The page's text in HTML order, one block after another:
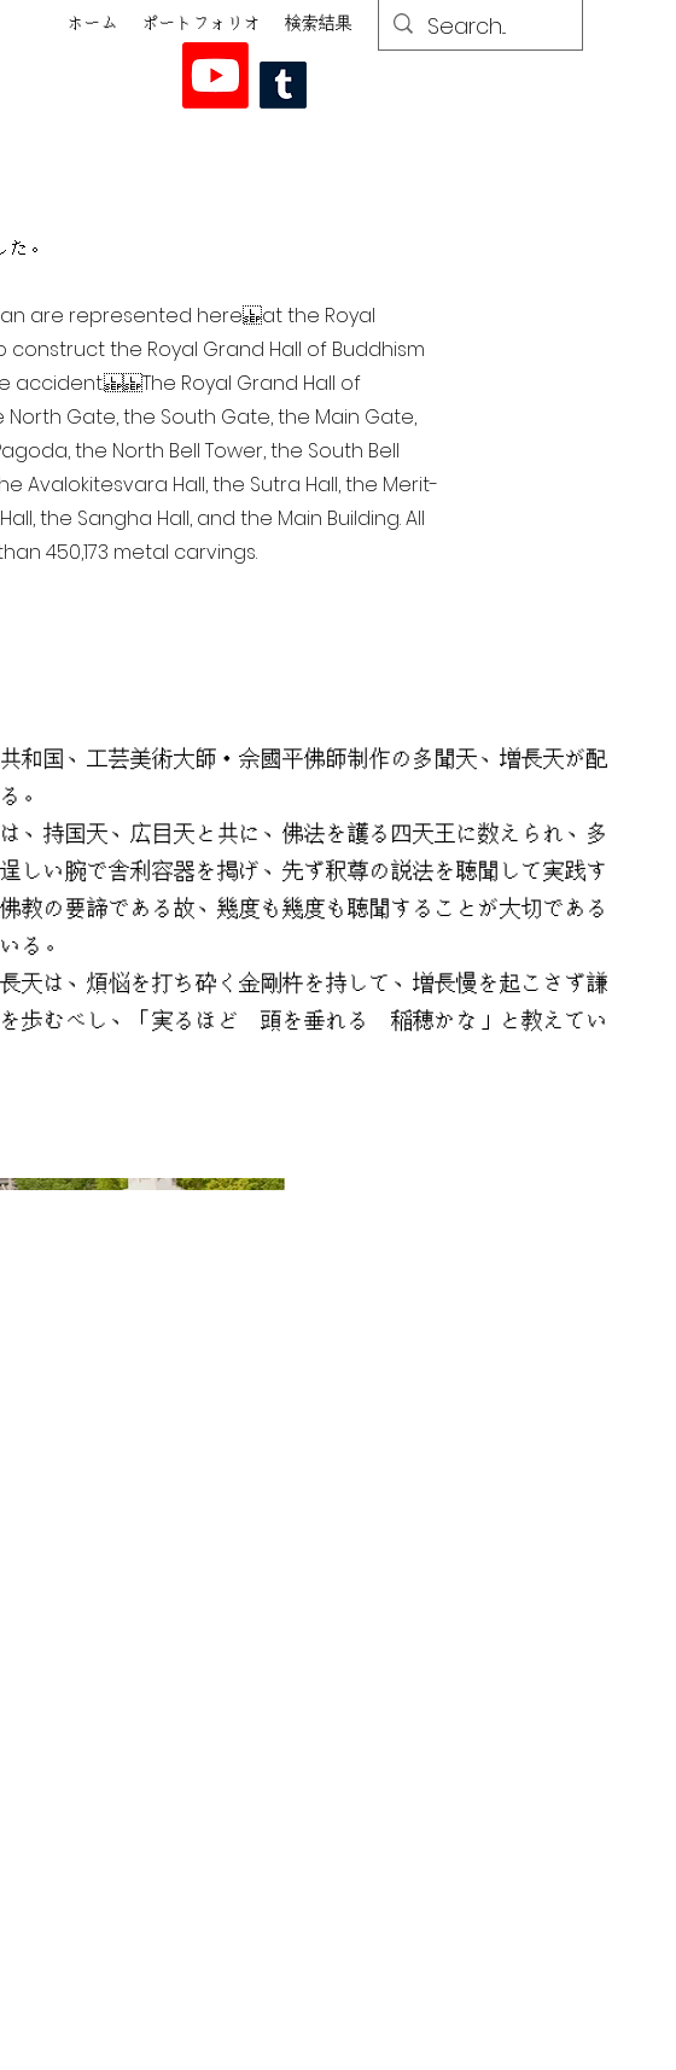
ホーム ポートフォリオ 検索結果
。
are represented here at the Royal
the Royal Grand Hall of Buddhism
accident. The Royal Grand Hall of
Gate, the South Gate, the Main Gate,
the North Bell Tower, the South Bell
Avalokitesvara Hall, the Sutra Hall, the Merit-
the Sangha Hall, and the Main Building. All
450,173 metal carvings.
和国、工芸美術大師・佘國平佛師制作の多聞天、増長天が配
。
、持国天、広目天と共に、佛法を護る四天王に数えられ、多
しい腕で舎利容器を掲げ、先ず釈尊の説法を聴聞して実践す
教の要諦である故、幾度も幾度も聴聞することが大切である
る。
天は、煩悩を打ち砕く金剛杵を持して、増長慢を起こさず謙
歩むべし、「実るほど 頭を垂れる 稲穂かな」と教えてい